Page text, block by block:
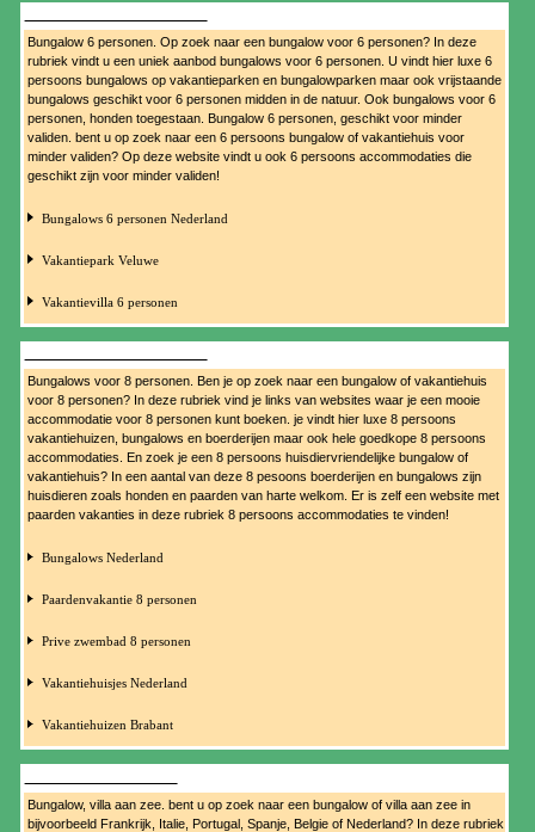
Bungalow 6 personen. Op zoek naar een bungalow voor 6 personen? In deze
rubriek vindt u een uniek aanbod bungalows voor 6 personen. U vindt hier luxe 6
persoons bungalows op vakantieparken en bungalowparken maar ook vrijstaande
bungalows geschikt voor 6 personen midden in de natuur. Ook bungalows voor 6
personen, honden toegestaan. Bungalow 6 personen, geschikt voor minder
validen. bent u op zoek naar een 6 persoons bungalow of vakantiehuis voor
minder validen? Op deze website vindt u ook 6 persoons accommodaties die
geschikt zijn voor minder validen!
Bungalows 6 personen Nederland
Vakantiepark Veluwe
Vakantievilla 6 personen
Bungalows voor 8 personen. Ben je op zoek naar een bungalow of vakantiehuis
voor 8 personen? In deze rubriek vind je links van websites waar je een mooie
accommodatie voor 8 personen kunt boeken. je vindt hier luxe 8 persoons
vakantiehuizen, bungalows en boerderijen maar ook hele goedkope 8 persoons
accommodaties. En zoek je een 8 persoons huisdiervriendelijke bungalow of
vakantiehuis? In een aantal van deze 8 pesoons boerderijen en bungalows zijn
huisdieren zoals honden en paarden van harte welkom. Er is zelf een website met
paarden vakanties in deze rubriek 8 persoons accommodaties te vinden!
Bungalows Nederland
Paardenvakantie 8 personen
Prive zwembad 8 personen
Vakantiehuisjes Nederland
Vakantiehuizen Brabant
Bungalow, villa aan zee. bent u op zoek naar een bungalow of villa aan zee in
bijvoorbeeld Frankrijk, Italie, Portugal, Spanje, Belgie of Nederland? In deze rubriek